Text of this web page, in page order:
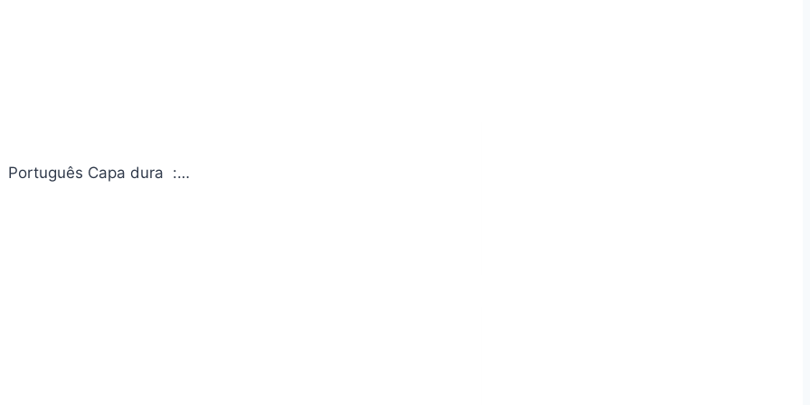
Ed Gein Editora ‏ : ‎ Darkside; 1ª edição (5 maio 2022) Idioma ‏ : ‎ Português Capa dura ‏ :…